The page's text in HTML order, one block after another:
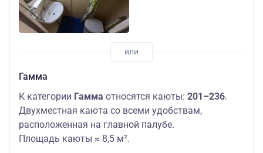
Гамма
К категории Гамма относятся каюты: 201–236.
Двухместная каюта со всеми удобствам,
расположенная на главной палубе.
Площадь каюты ≈ 8,5 м².